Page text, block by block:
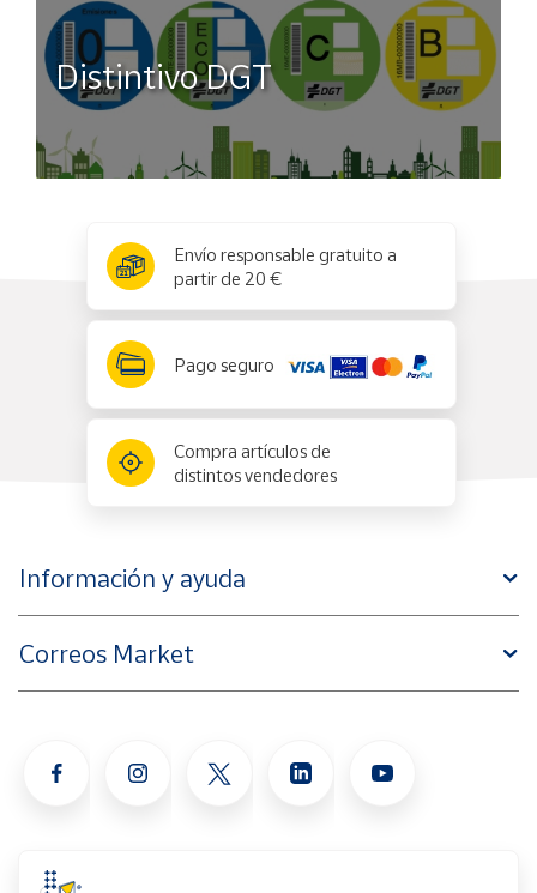
Distintivo DGT
Envío responsable gratuito a
partir de 20 €
Pago seguro
Compra artículos de
distintos vendedores
Información y ayuda
Correos Market